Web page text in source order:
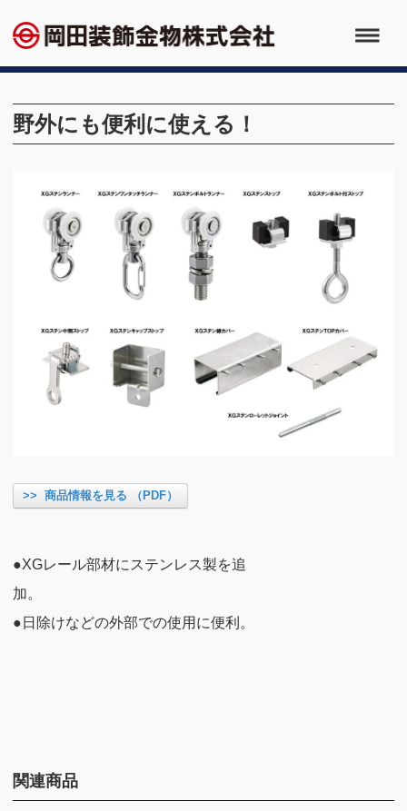
野外にも便利に使える！
>> 商品情報を見る （PDF）
●XGレール部材にステンレス製を追
●日除けなどの外部での使用に便利。
関連商品